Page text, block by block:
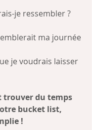
je ressembler ?
ma journée
je voudrais laisser
trouver du temps
bucket list,
!